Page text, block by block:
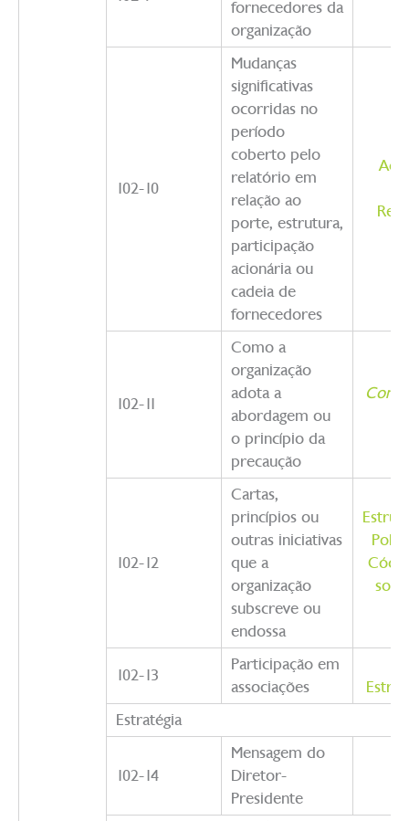
fornecedores da
organização
102-10
Mudanças
significativas
ocorridas no
período
coberto pelo
relatório em
relação ao
porte, estrutura,
participação
acionária ou
cadeia de
fornecedores
102-11
Como a
organização
adota a
abordagem ou
o princípio da
precaução
102-12
Cartas,
princípios ou
outras iniciativas
que a
organização
subscreve ou
endossa
102-13
Participação em
associações
Estratégia
102-14
Mensagem do
Diretor-
Presidente